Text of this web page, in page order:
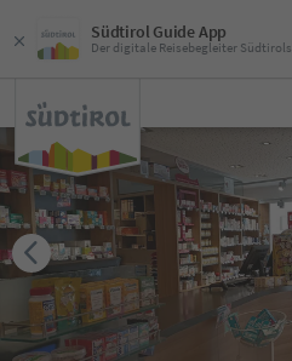
Südtirol Guide App
Der digitale Reisebegleiter Südtirols